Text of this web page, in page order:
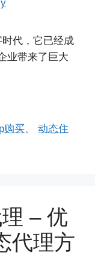
代，它已经成
业带来了巨大
购买、动态住
– 优
代理方